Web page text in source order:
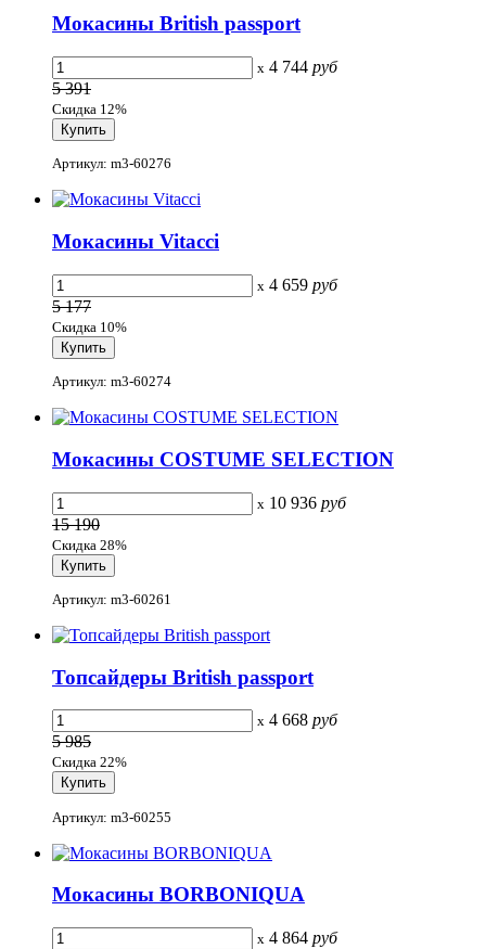
Мокасины British passport
x 4 744 руб
5 391
Скидка 12%
Артикул: m3-60276
Мокасины Vitacci
x 4 659 руб
5 177
Скидка 10%
Артикул: m3-60274
Мокасины COSTUME SELECTION
x 10 936 руб
15 190
Скидка 28%
Артикул: m3-60261
Топсайдеры British passport
x 4 668 руб
5 985
Скидка 22%
Артикул: m3-60255
Мокасины BORBONIQUA
x 4 864 руб